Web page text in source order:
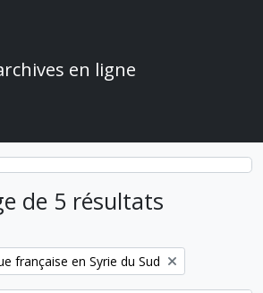
en ligne
de 5 résultats
française en Syrie du Sud